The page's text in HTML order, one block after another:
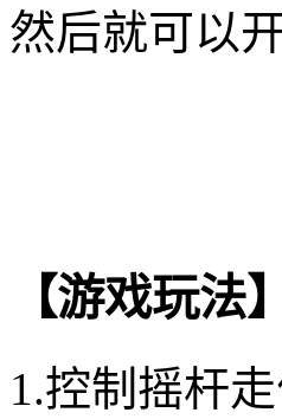
然后就可以
【游戏玩法】
1.控制摇杆